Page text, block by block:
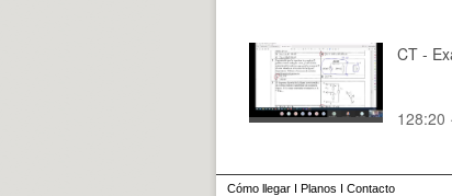
CT -
128:20
Cómo llegar I Planos I Contacto